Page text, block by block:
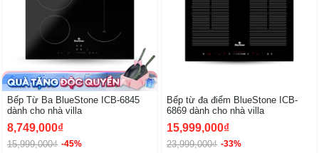
Bếp Từ Ba BlueStone ICB-6845
dành cho nhà villa
8,749,000₫
15,999,000₫ -45%
Bếp từ đa điểm BlueStone ICB-
6869 dành cho nhà villa
15,999,000₫
23,999,000₫ -33%